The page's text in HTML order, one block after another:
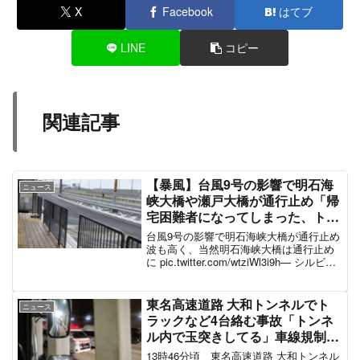
X Facebook はてブ
LINE コピー
関連記事
ニュース
【暴風】台風9号の影響で明石海
峡大橋や瀬戸大橋が通行止め「帰
宅困難者になってしまった、トラ
ック横転してる」#台風9号 #暴風
警報 8月9日
台風9号の影響で明石海峡大橋が通行止め
波も高く、当然明石海峡大橋は通行止め
に pic.twitter.com/wtziWl3i9h— シルビア
ニュース
東名高速道路 大和トンネルでト
ラックなど4台絡む事故「トンネ
ル内で玉突きしてる」車線規制で
渋滞 #東名 12月9日
13時46分頃 東名高速道路 大和トンネル